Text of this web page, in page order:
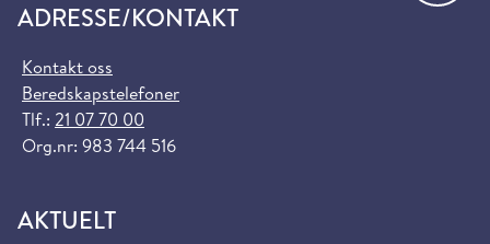
ADRESSE/KONTAKT
Kontakt oss
Beredskapstelefoner
Tlf.: 21 07 70 00
Org.nr: 983 744 516
AKTUELT